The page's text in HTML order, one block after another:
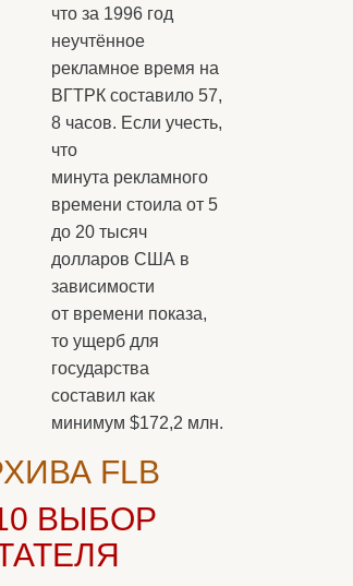
что за 1996 год
неучтённое
рекламное время на
ВГТРК составило 57,
8 часов. Если учесть,
что
минута рекламного
времени стоила от 5
до 20 тысяч
долларов США в
зависимости
от времени показа,
то ущерб для
государства
составил как
минимум $172,2 млн.
FLB
ВЫБОР